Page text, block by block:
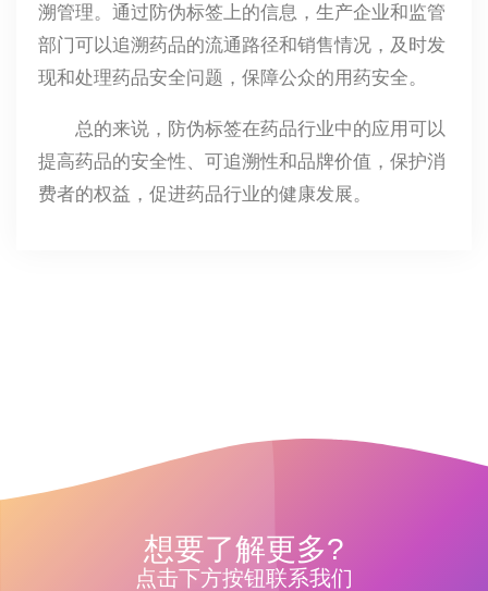
溯管理。通过防伪标签上的信息，生产企业和监管
部门可以追溯药品的流通路径和销售情况，及时发
现和处理药品安全问题，保障公众的用药安全。
总的来说，防伪标签在药品行业中的应用可以
提高药品的安全性、可追溯性和品牌价值，保护消
费者的权益，促进药品行业的健康发展。
想要了解更多?
点击下方按钮联系我们